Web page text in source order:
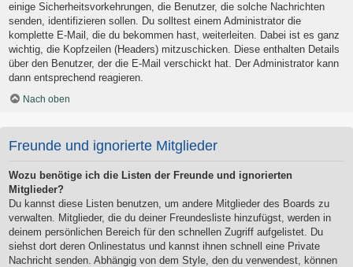
einige Sicherheitsvorkehrungen, die Benutzer, die solche Nachrichten
senden, identifizieren sollen. Du solltest einem Administrator die
komplette E-Mail, die du bekommen hast, weiterleiten. Dabei ist es ganz
wichtig, die Kopfzeilen (Headers) mitzuschicken. Diese enthalten Details
über den Benutzer, der die E-Mail verschickt hat. Der Administrator kann
dann entsprechend reagieren.
Nach oben
Freunde und ignorierte Mitglieder
Wozu benötige ich die Listen der Freunde und ignorierten
Mitglieder?
Du kannst diese Listen benutzen, um andere Mitglieder des Boards zu
verwalten. Mitglieder, die du deiner Freundesliste hinzufügst, werden in
deinem persönlichen Bereich für den schnellen Zugriff aufgelistet. Du
siehst dort deren Onlinestatus und kannst ihnen schnell eine Private
Nachricht senden. Abhängig von dem Style, den du verwendest, können